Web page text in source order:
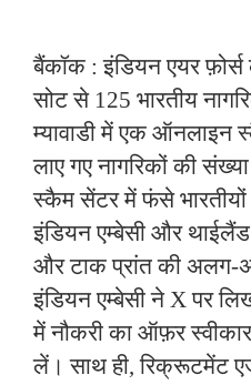
बैंकॉक : इंडियन एयर
सोट से 125 भारतीय
म्यावाडी में एक ऑनलाइन
लाए गए नागरिकों की
स्कैम सेंटर में फंसे भारतीयों
इंडियन एम्बेसी और
और टाक प्रांत की अलग-
इंडियन एम्बेसी ने X पर
में नौकरी का ऑफ़र
लें। साथ ही, रिक्रूटमेंट